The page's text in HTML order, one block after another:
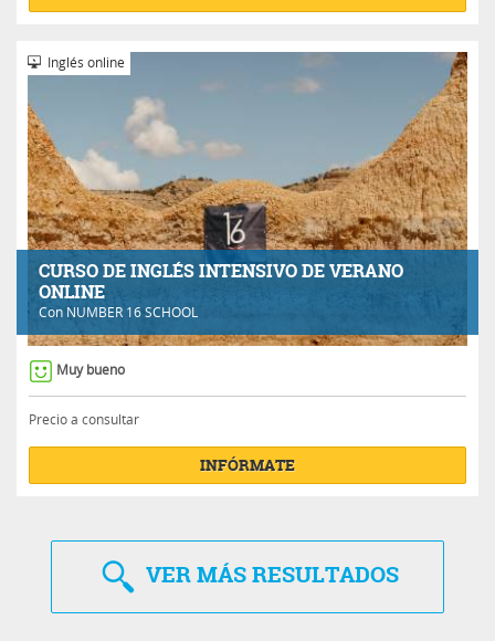
CURSO DE INGLÉS INTENSIVO DE VERANO
ONLINE
Con NUMBER 16 SCHOOL
Inglés online
Muy bueno
Precio a consultar
INFÓRMATE
VERMÁS RESULTADOS